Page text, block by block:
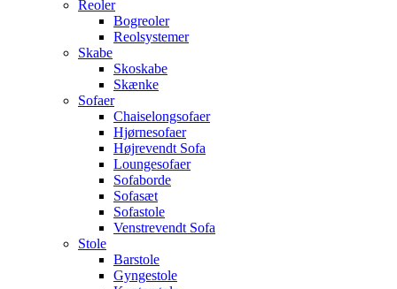
Reoler
Bogreoler
Reolsystemer
Skabe
Skoskabe
Skænke
Sofaer
Chaiselongsofaer
Hjørnesofaer
Højrevendt Sofa
Loungesofaer
Sofaborde
Sofasæt
Sofastole
Venstrevendt Sofa
Stole
Barstole
Gyngestole